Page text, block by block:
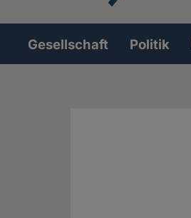
Hauptnavigation
Gesellschaft Politik